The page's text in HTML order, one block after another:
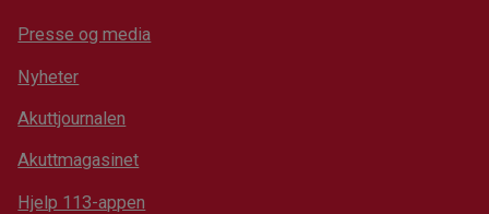
Presse og media
Nyheter
Akuttjournalen
Akuttmagasinet
Hjelp 113-appen